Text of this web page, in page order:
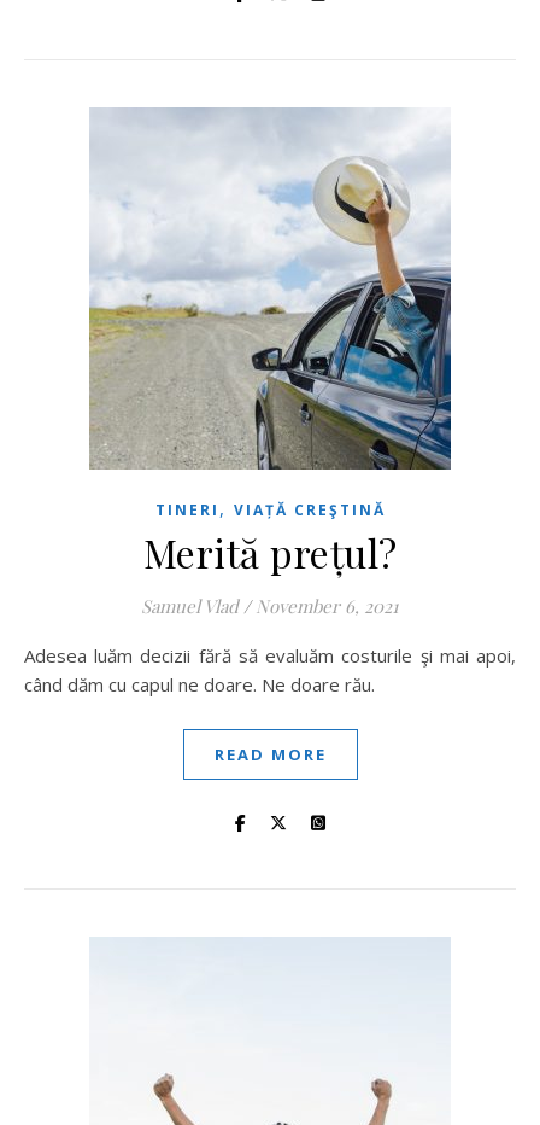
TINERI , VIAȚĂ CREŞTINĂ
Merită prețul?
Samuel Vlad / November 6, 2021
Adesea luăm decizii fără să evaluăm costurile şi mai apoi,
când dăm cu capul ne doare. Ne doare rău.
READ MORE